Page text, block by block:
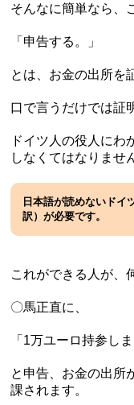
そんなに簡単なら、
「申告する。」
とは、お金の出所を
口で言うだけでは証
ドイツ人の役人にわ
しなくてはなりませ
日本語が読めないドイ
訳）が必要です。
これができる人が、
〇馬正直に、
「1万ユーロ持参しま
と申告、お金の出所
課されます。